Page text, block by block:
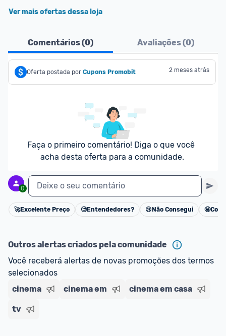
Ver mais ofertas dessa loja
Comentários (0) Avaliações (0)
Oferta postada por Cupons Promobit 2 meses atrás
Faça o primeiro comentário! Diga o que você
acha desta oferta para a comunidade.
0 Deixe o seu comentário
Cancelar
🚀Excelente Preço 🧐Entendedores? 😢 Não Consegui 🤩
Outros alertas criados pela comunidade
Você receberá alertas de novas promoções dos termos
selecionados
cinema
cinema em cinema em casa
tv